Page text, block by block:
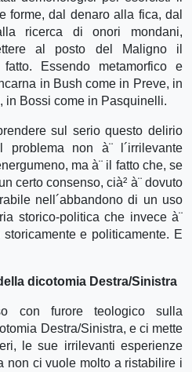
forme, dal denaro alla fica, dal
ricerca di onori mondani,
al posto del Maligno il
Essendo metamorfico e
in Bush come in Preve, in
in Bossi come in Pasquinelli.
sul serio questo delirio
problema non à¨ l´irrilevante
ma à¨ il fatto che, se
certo consenso, cià² à¨ dovuto
nell´abbandono di un uso
storico-politica che invece à¨
e politicamente. E
dicotomia Destra/Sinistra
con furore teologico sulla
Destra/Sinistra, e ci mette
le sue irrilevanti esperienze
non ci vuole molto a ristabilire i